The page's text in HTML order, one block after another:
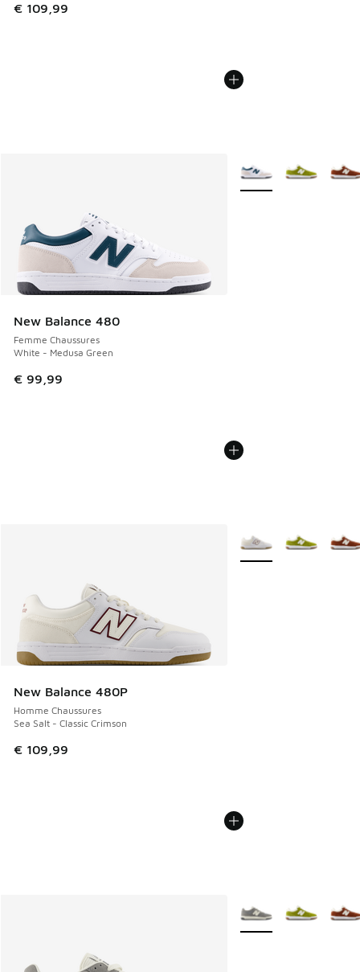
€ 109,99
New Balance 480
Femme Chaussures
White - Medusa Green
€ 99,99
Plus de couleurs
New Balance 480P
Homme Chaussures
Sea Salt - Classic Crimson
€ 109,99
Plus de couleurs
Plus de couleurs